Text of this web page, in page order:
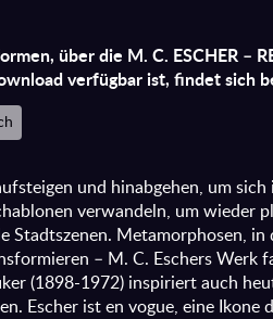
über die M. C. ESCHER –
verfügbar ist, findet sich
und hinabgehen, um
verwandeln, um wieder
Stadtszenen. Metamorphosen, in
– M. C. Eschers Werk
(1898-1972) inspiriert auch
Escher ist en vogue, eine Ikone